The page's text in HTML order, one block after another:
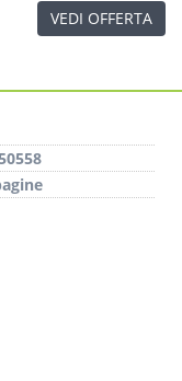
VEDI OFFERTA